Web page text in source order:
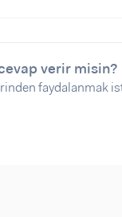
verir misin?
faydalanmak